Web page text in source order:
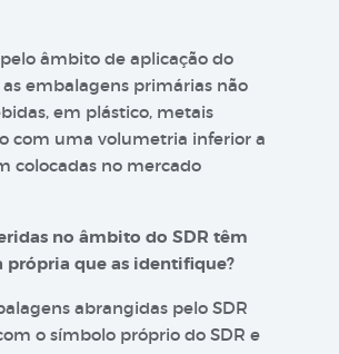
âmbito de aplicação do
embalagens primárias não
em plástico, metais
com uma volumetria inferior a
colocadas no mercado
no âmbito do SDR têm
que as identifique?
abrangidas pelo SDR
o símbolo próprio do SDR e